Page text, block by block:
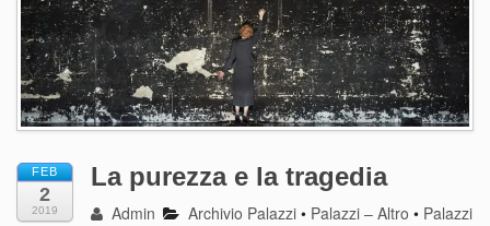
FEB
2
2019
La purezza e la tragedia
Admin Archivio Palazzi • Palazzi – Altro • Palazzi